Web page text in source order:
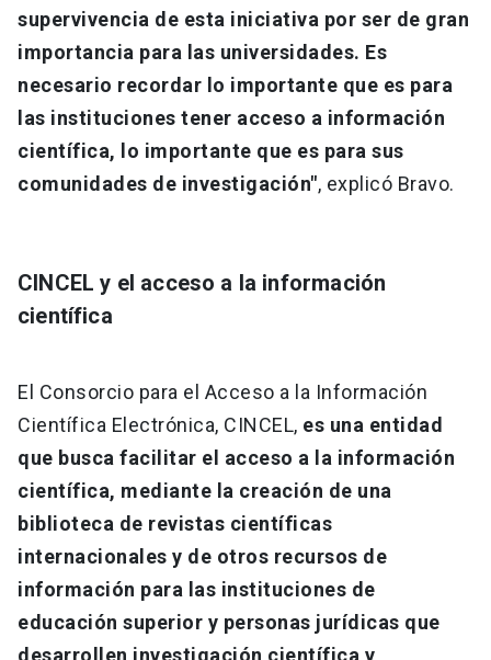
supervivencia de esta iniciativa por ser de gran
importancia para las universidades. Es
necesario recordar lo importante que es para
las instituciones tener acceso a información
científica, lo importante que es para sus
comunidades de investigación", explicó Bravo.
CINCEL y el acceso a la información
científica
El Consorcio para el Acceso a la Información
Científica Electrónica, CINCEL, es una entidad
que busca facilitar el acceso a la información
científica, mediante la creación de una
biblioteca de revistas científicas
internacionales y de otros recursos de
información para las instituciones de
educación superior y personas jurídicas que
desarrollen investigación científica y